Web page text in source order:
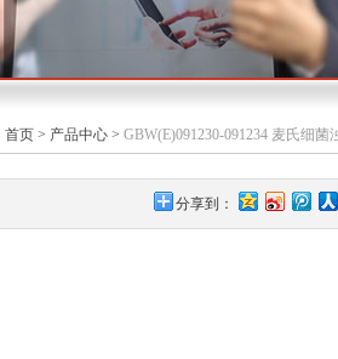
首页 > 产品中心 > GBW(E)091230-091234 麦氏细菌
分享到：